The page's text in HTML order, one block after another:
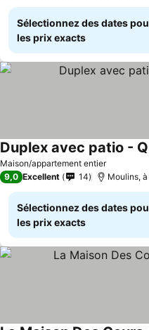
Sélectionnez des dates
les prix exacts
Maison/appartement entier
Duplex avec patio -
9,0 Excellent 14 Moulins,
Sélectionnez des dates
les prix exacts